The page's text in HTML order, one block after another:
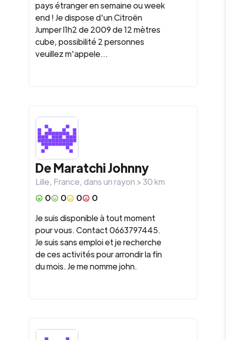
pays étranger en semaine ou week
end ! Je dispose d'un Citroën
Jumper l1h2 de 2009 de 12 mètres
cube, possibilité 2 personnes
veuillez m'appele...
De Maratchi Johnny
Lille, France, dans un rayon >30km
0
0 0
0
Je suis disponible à tout moment
pour vous. Contact 0663797445.
Je suis sans emploi et je recherche
de ces activités pour arrondir la fin
du mois. Je me nomme john.